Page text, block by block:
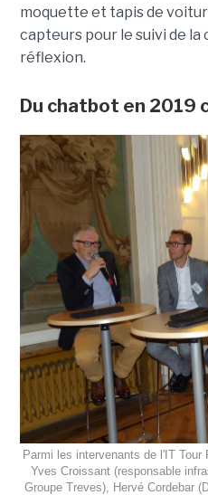
moquette et tapis de
capteurs pour le suivi de la
réflexion.
Du chatbot en 2019
Parmi les intervenants de l'IT
Yves Croissant (responsable
Groupe Treves), Hervé Cordebar